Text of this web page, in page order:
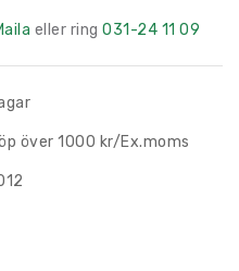
eller ring 031-24 11 09
över 1000 kr/Ex.moms